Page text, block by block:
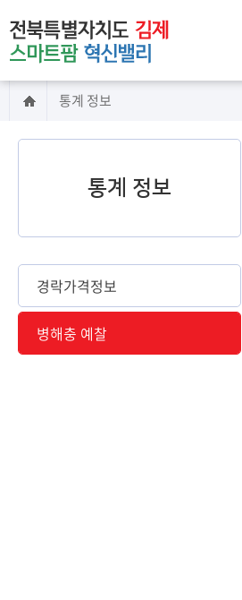
통계 정보
통계 정보
경락가격정보
병해충 예찰